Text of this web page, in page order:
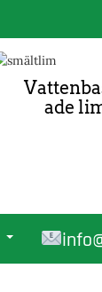
ade